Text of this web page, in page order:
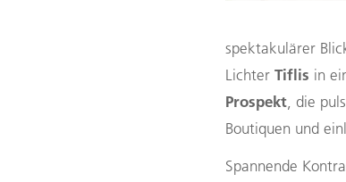
spektakulärer
Lichter Tiflis in
Prospekt , die
Boutiquen und
Spannende